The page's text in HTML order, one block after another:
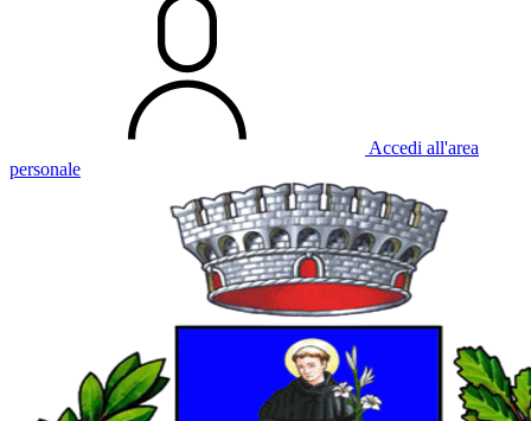
Accedi all'area
personale